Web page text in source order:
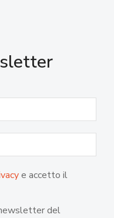
e accetto il
del